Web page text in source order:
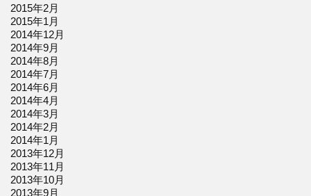
2015年2月
2015年1月
2014年12月
2014年9月
2014年8月
2014年7月
2014年6月
2014年4月
2014年3月
2014年2月
2014年1月
2013年12月
2013年11月
2013年10月
2013年9月